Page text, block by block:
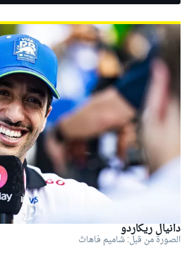
دانيال ريكاردو
الصورة من قبل: شاميم فاهاث